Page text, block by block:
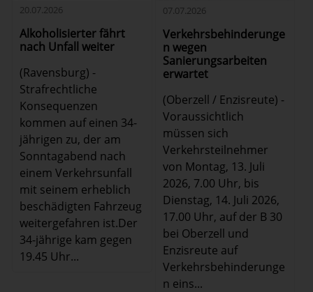
20.07.2026
Alkoholisierter fährt
nach Unfall weiter
(Ravensburg) -
Strafrechtliche
Konsequenzen
kommen auf einen 34-
jährigen zu, der am
Sonntagabend nach
einem Verkehrsunfall
mit seinem erheblich
beschädigten Fahrzeug
weitergefahren ist.Der
34-jährige kam gegen
19.45 Uhr...
07.07.2026
Verkehrsbehinderunge
n wegen
Sanierungsarbeiten
erwartet
(Oberzell / Enzisreute) -
Voraussichtlich
müssen sich
Verkehrsteilnehmer
von Montag, 13. Juli
2026, 7.00 Uhr, bis
Dienstag, 14. Juli 2026,
17.00 Uhr, auf der B 30
bei Oberzell und
Enzisreute auf
Verkehrsbehinderunge
n eins...